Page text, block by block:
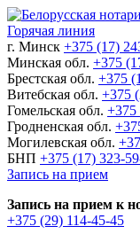
Горячая линия
г. Минск +375 (17)
Минская обл. +375
Брестская обл. +375
Витебская обл. +375
Гомельская обл. +375
Гродненская обл.
Могилевская обл.
БНП +375 (17) 323-
Запись на прием
Запись на прием к
+375 (29) 114-45-45